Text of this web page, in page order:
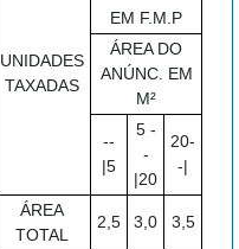
UNIDADES
TAXADAS
EM F.M.P
ÁREA DO
ANÚNC. EM
M²
--
|5
5 -
-
|20
20-
-|
ÁREA
TOTAL
2,5 3,0 3,5